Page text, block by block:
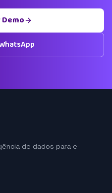
de dados para e-